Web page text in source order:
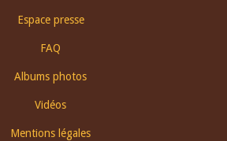
Espace presse
FAQ
Albums photos
Vidéos
Mentions légales